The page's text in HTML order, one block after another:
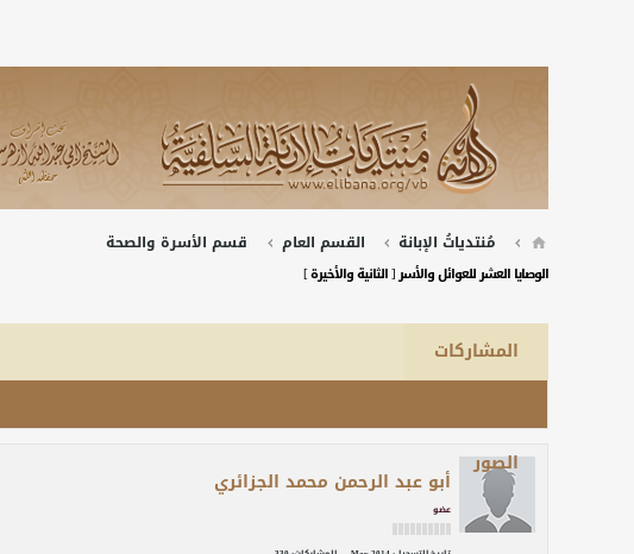
مُنتدياتُ الإبانة القسم العام قسم الأسرة والصحة
الوصايا العشر للعوائل والأسر [ الثانية والأخيرة ]
المشاركات
الصور
أبو عبد الرحمن محمد الجزائري
عضو